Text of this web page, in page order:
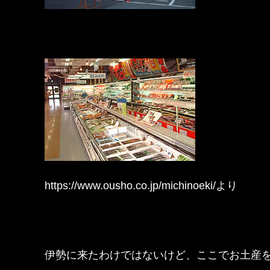
https://www.ousho.co.jp/michinoeki/より
伊勢に来たわけではないけど、ここでお土産